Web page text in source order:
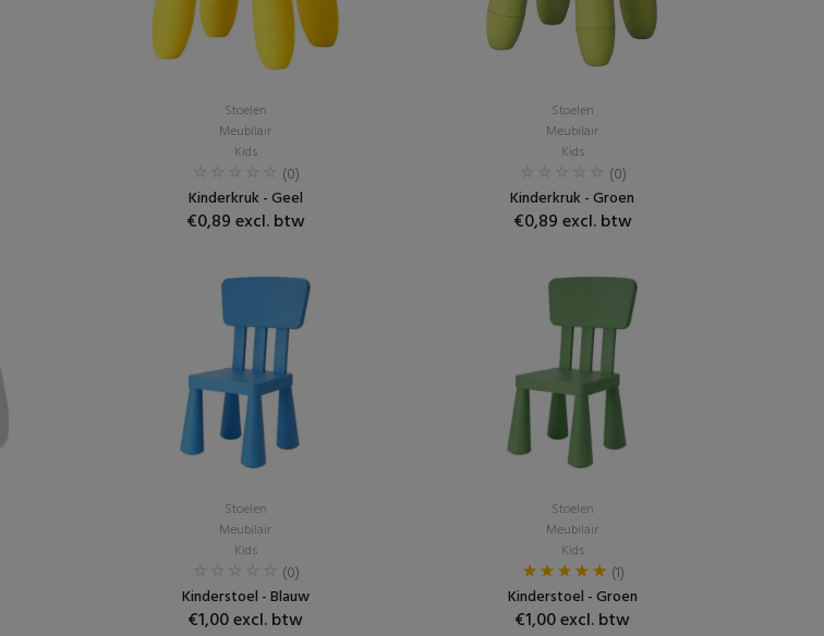
Stoelen
Meubilair
Kids
(0)
Kinderkruk - Geel
€0,89 excl. btw
Stoelen
Meubilair
Kids
(0)
Kinderkruk - Groen
€0,89 excl. btw
Stoelen
Meubilair
Kids
(0)
Kinderstoel - Blauw
€1,00 excl. btw
Stoelen
Meubilair
Kids
(1)
Kinderstoel - Groen
€1,00 excl. btw